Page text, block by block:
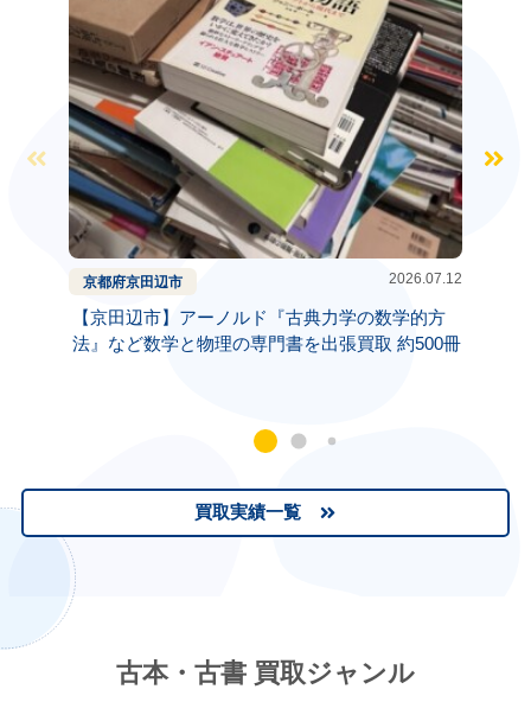
京都府京田辺市 2026.07.12
【京田辺市】アーノルド『古典力学の数学的方
法』など数学と物理の専門書を出張買取 約500冊
買取実績一覧
古本・古書 買取ジャンル